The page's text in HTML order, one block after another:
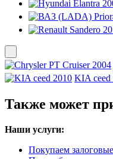
KIA ceed
Также может
Наши услуги:
Покупаем